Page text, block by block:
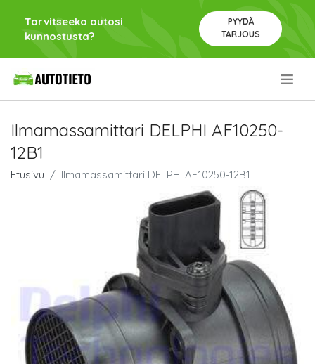
Tarvitseeko autosi
kunnostusta?
PYYDÄ
TARJOUS
Ilmamassamittari DELPHI AF10250-
12B1
Etusivu Ilmamassamittari DELPHI AF10250-12B1